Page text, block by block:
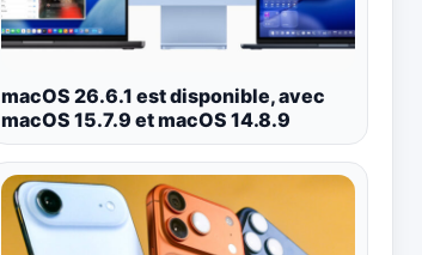
macOS 26.6.1 est disponible, avec
macOS 15.7.9 et macOS 14.8.9